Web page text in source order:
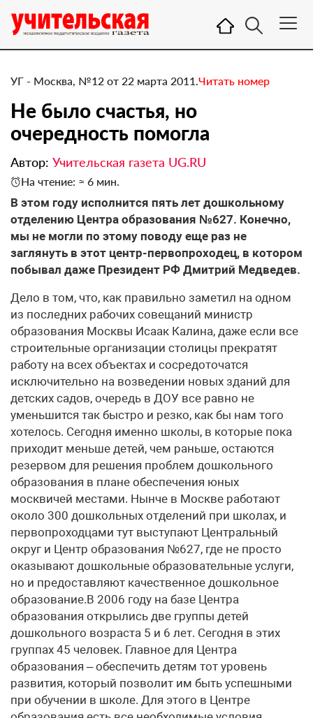
УГ - Москва, №12 от 22 марта 2011.Читать номер
Не было счастья, но
очередность помогла
Автор: Учительская газета UG.RU
На чтение: ≈ 6 мин.
​В этом году исполнится пять лет дошкольному
отделению Центра образования №627. Конечно,
мы не могли по этому поводу еще раз не
заглянуть в этот центр-первопроходец, в котором
побывал даже Президент РФ Дмитрий Медведев.
Дело в том, что, как правильно заметил на одном
из последних рабочих совещаний министр
образования Москвы Исаак Калина, даже если все
строительные организации столицы прекратят
работу на всех объектах и сосредоточатся
исключительно на возведении новых зданий для
детских садов, очередь в ДОУ все равно не
уменьшится так быстро и резко, как бы нам того
хотелось. Сегодня именно школы, в которые пока
приходит меньше детей, чем раньше, остаются
резервом для решения проблем дошкольного
образования в плане обеспечения юных
москвичей местами. Нынче в Москве работают
около 300 дошкольных отделений при школах, и
первопроходцами тут выступают Центральный
округ и Центр образования №627, где не просто
оказывают дошкольные образовательные услуги,
но и предоставляют качественное дошкольное
образование.В 2006 году на базе Центра
образования открылись две группы детей
дошкольного возраста 5 и 6 лет. Сегодня в этих
группах 45 человек. Главное для Центра
образования – обеспечить детям тот уровень
развития, который позволит им быть успешными
при обучении в школе. Для этого в Центре